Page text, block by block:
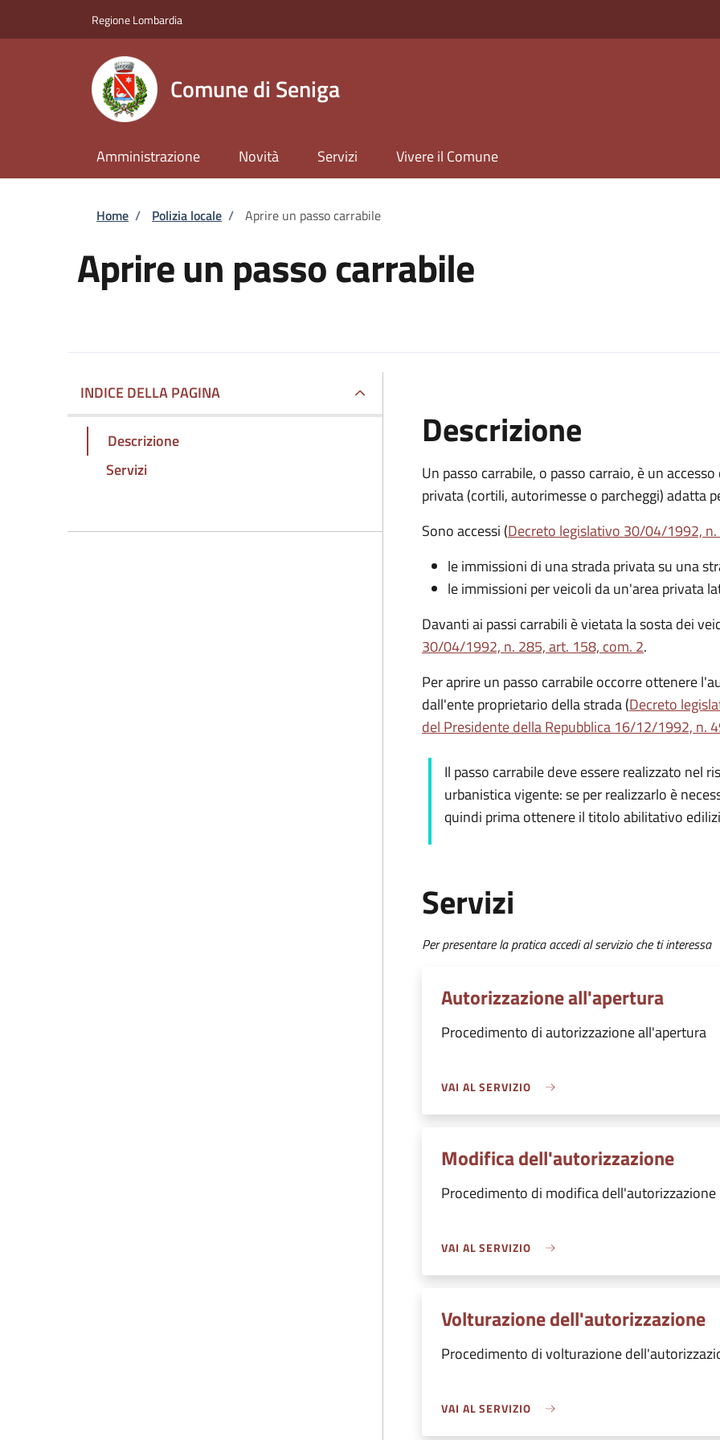
Regione Lombardia
Comune di Seniga
Amministrazione Novità Servizi Vivere il Comune
Briciole di pane
Home / Polizia locale / Aprire un passo carrabile
Aprire un passo carrabile
INDICE DELLA PAGINA
Descrizione
Servizi
Descrizione
Un passo carrabile, o passo carraio, è un
privata (cortili, autorimesse o parcheggi) adatta
Sono accessi (Decreto legislativo 30/04/1992,
le immissioni di una strada privata su una
le immissioni per veicoli da un'area privata
Davanti ai passi carrabili è vietata la sosta dei
30/04/1992, n. 285, art. 158, com. 2.
Per aprire un passo carrabile occorre ottenere
dall'ente proprietario della strada (Decreto
del Presidente della Repubblica 16/12/1992, n.
Il passo carrabile deve essere realizzato nel
urbanistica vigente: se per realizzarlo è
quindi prima ottenere il titolo abilitativo
Servizi
Per presentare la pratica accedi al servizio che ti interessa
Autorizzazione all'apertura
Procedimento di autorizzazione all'apertura
VAI AL SERVIZIO
Modifica dell'autorizzazione
Procedimento di modifica dell'autorizzazione
VAI AL SERVIZIO
Volturazione dell'autorizzazione
Procedimento di volturazione
VAI AL SERVIZIO